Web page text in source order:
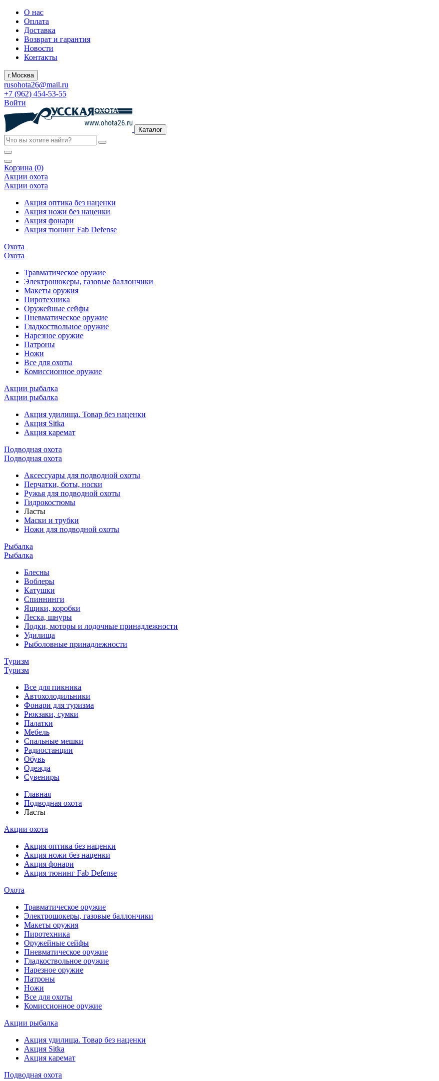
О нас
Оплата
Доставка
Возврат и гарантия
Новости
Контакты
г.Москва
rusohota26@mail.ru
+7 (962) 454-53-55
Войти
Каталог
Корзина (0)
Акции охота
Акции охота
Акция оптика без наценки
Акция ножи без наценки
Акция фонари
Акция тюнинг Fab Defense
Охота
Охота
Травматическое оружие
Электрошокеры, газовые баллончики
Макеты оружия
Пиротехника
Оружейные сейфы
Пневматическое оружие
Гладкоствольное оружие
Нарезное оружие
Патроны
Ножи
Все для охоты
Комиссионное оружие
Акции рыбалка
Акции рыбалка
Акция удилища. Товар без наценки
Акция Sitka
Акция каремат
Подводная охота
Подводная охота
Аксессуары для подводной охоты
Перчатки, боты, носки
Ружья для подводной охоты
Гидрокостюмы
Ласты
Маски и трубки
Ножи для подводной охоты
Рыбалка
Рыбалка
Блесны
Воблеры
Катушки
Спиннинги
Ящики, коробки
Леска, шнуры
Лодки, моторы и лодочные принадлежности
Удилища
Рыболовные принадлежности
Туризм
Туризм
Все для пикника
Автохолодильники
Фонари для туризма
Рюкзаки, сумки
Палатки
Мебель
Спальные мешки
Радиостанции
Обувь
Одежда
Сувениры
Главная
Подводная охота
Ласты
Акции охота
Акция оптика без наценки
Акция ножи без наценки
Акция фонари
Акция тюнинг Fab Defense
Охота
Травматическое оружие
Электрошокеры, газовые баллончики
Макеты оружия
Пиротехника
Оружейные сейфы
Пневматическое оружие
Гладкоствольное оружие
Нарезное оружие
Патроны
Ножи
Все для охоты
Комиссионное оружие
Акции рыбалка
Акция удилища. Товар без наценки
Акция Sitka
Акция каремат
Подводная охота